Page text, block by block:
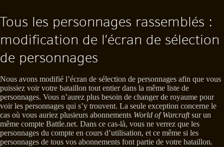
Tous les personnages rassemblés :
modification de l’écran de sélection
de personnages
Nous avons modifié l’écran de sélection de personnages afin que vous
puissiez voir votre bataillon tout entier dans la même liste de
personnages. Vous n’aurez plus besoin de changer de royaume pour
voir les personnages qui s’y trouvent. La seule exception concerne le
cas où vous auriez plusieurs abonnements World of Warcraftsur un
même compte Battle.net. Dans ce cas-là, vous ne verrez que les
personnages du compte en cours d’utilisation, et ce même si les
personnages de tous vos abonnements font partie de votre bataillon.